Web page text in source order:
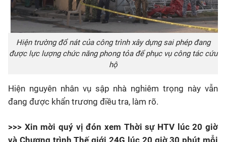
Hiện trường đổ nát của công trình xây dựng sai phép đang
được lực lượng chức năng phong tỏa để phục vụ công tác cứu
hộ
Hiện nguyên nhân vụ sập nhà nghiêm trọng này vẫn
đang được khẩn trương điều tra, làm rõ.
>>> Xin mời quý vị đón xem Thời sự HTV lúc 20 giờ
và Chương trình Thế giới 24G lúc 20 giờ 30 phút mỗi